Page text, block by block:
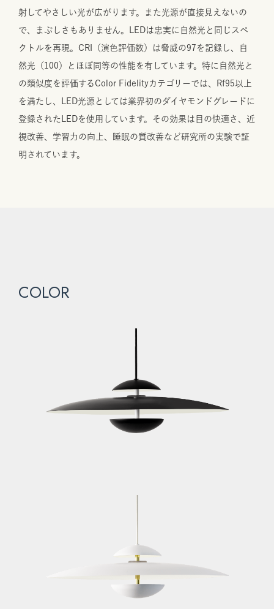
射してやさしい光が広がります。また光源が直接見えないの
で、まぶしさもありません。LEDは忠実に自然光と同じスペ
クトルを再現。CRI（演色評価数）は脅威の97を記録し、自
然光（100）とほぼ同等の性能を有しています。特に自然光と
の類似度を評価するColor Fidelityカテゴリーでは、Rf95以上
を満たし、LED光源としては業界初のダイヤモンドグレードに
登録されたLEDを使用しています。その効果は目の快適さ、近
視改善、学習力の向上、睡眠の質改善など研究所の実験で証
明されています。
COLOR